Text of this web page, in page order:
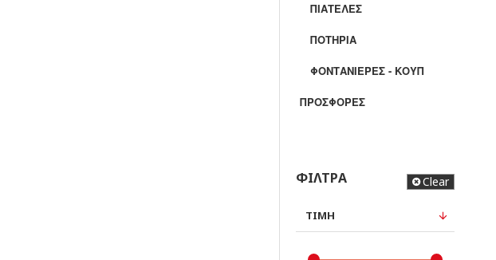
ΠΙΑΤΈΛΕΣ
ΠΟΤΉΡΙΑ
ΦΟΝΤΑΝΙΈΡΕΣ - ΚΟΥΠ
ΠΡΟΣΦΟΡΕΣ
ΦΙΛΤΡΑ Clear
ΤΙΜΗ